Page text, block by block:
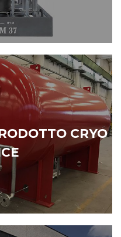
CRYO
CRYO SERVICE
CRYO